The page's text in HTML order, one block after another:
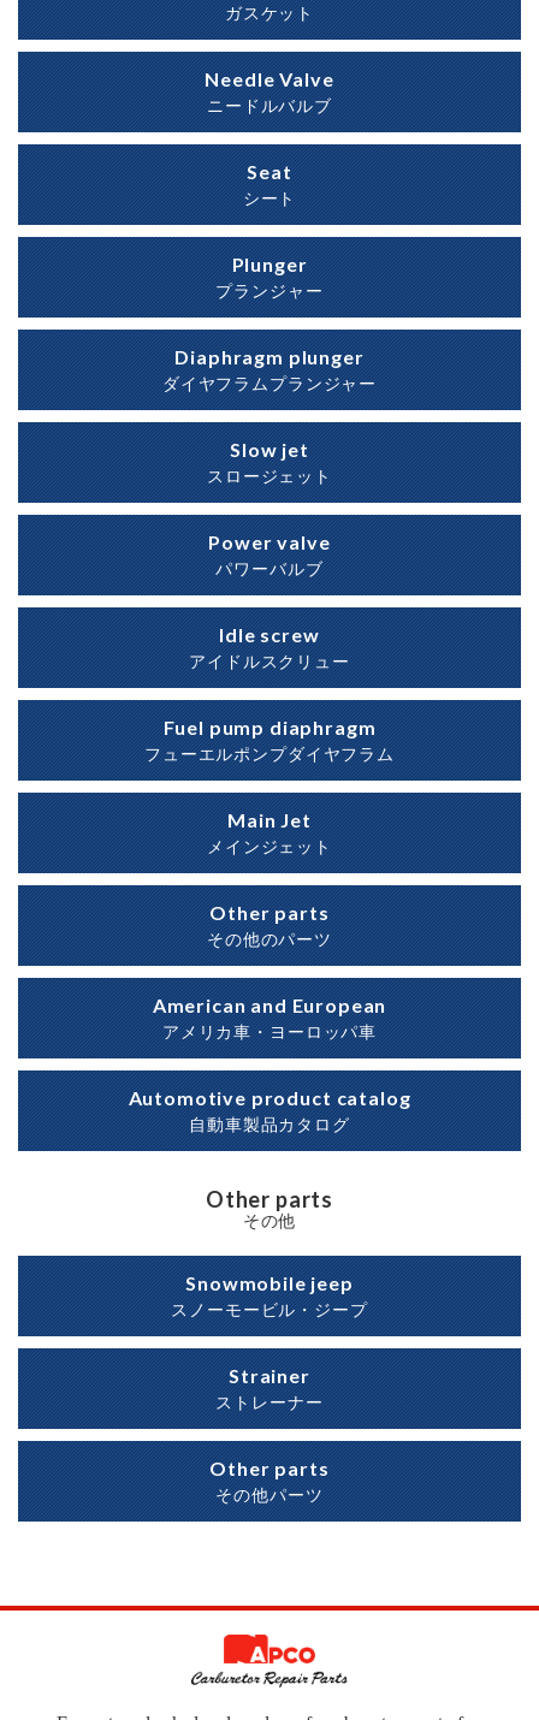
ガスケット
Needle Valve
ニードルバルブ
Seat
シート
Plunger
プランジャー
Diaphragm plunger
ダイヤフラムプランジャー
Slow jet
スロージェット
Power valve
パワーバルブ
Idle screw
アイドルスクリュー
Fuel pump diaphragm
フューエルポンプダイヤフラム
Main Jet
メインジェット
Other parts
その他のパーツ
American and European
アメリカ車・ヨーロッパ車
Automotive product catalog
自動車製品カタログ
Other parts
その他
Snowmobile jeep
スノーモービル・ジープ
Strainer
ストレーナー
Other parts
その他パーツ